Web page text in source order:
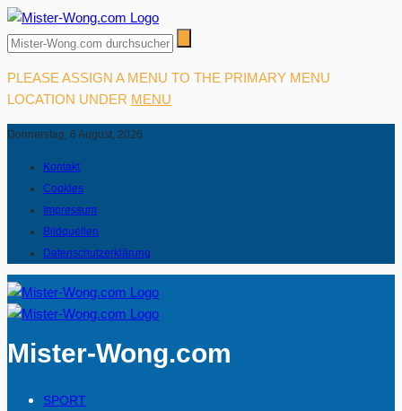
PLEASE ASSIGN A MENU TO THE PRIMARY MENU
LOCATION UNDER MENU
Donnerstag, 6 August, 2026
Kontakt
Cookies
Impressum
Bildquellen
Datenschutzerklärung
Mister-Wong.com
SPORT